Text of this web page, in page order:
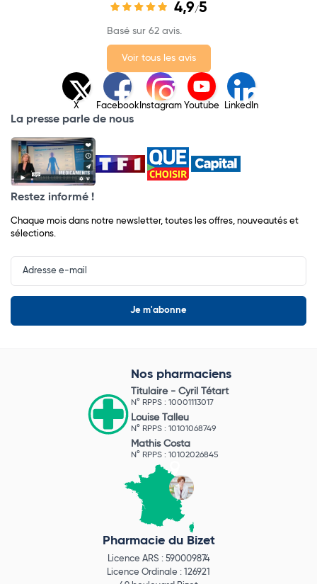
4,9/5
Basé sur 62 avis.
Voir tous les avis
X Facebook Instagram Youtube LinkedIn
La presse parle de nous
Restez informé !
Chaque mois dans notre newsletter, toutes les offres, nouveautés et
sélections.
Input
Newsletter
Nos pharmaciens
Titulaire - Cyril Tétart
N° RPPS : 10001113017
Louise Talleu
N° RPPS : 10101068749
Mathis Costa
N° RPPS : 10102026845
Pharmacie du Bizet
Licence ARS : 590009874
Licence Ordinale : 126921